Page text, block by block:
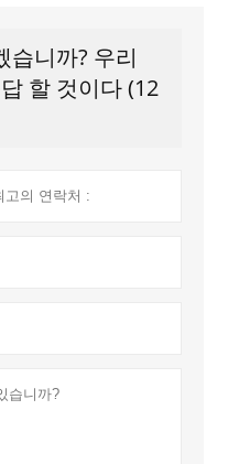
습니까? 우리
할 것이다 (12